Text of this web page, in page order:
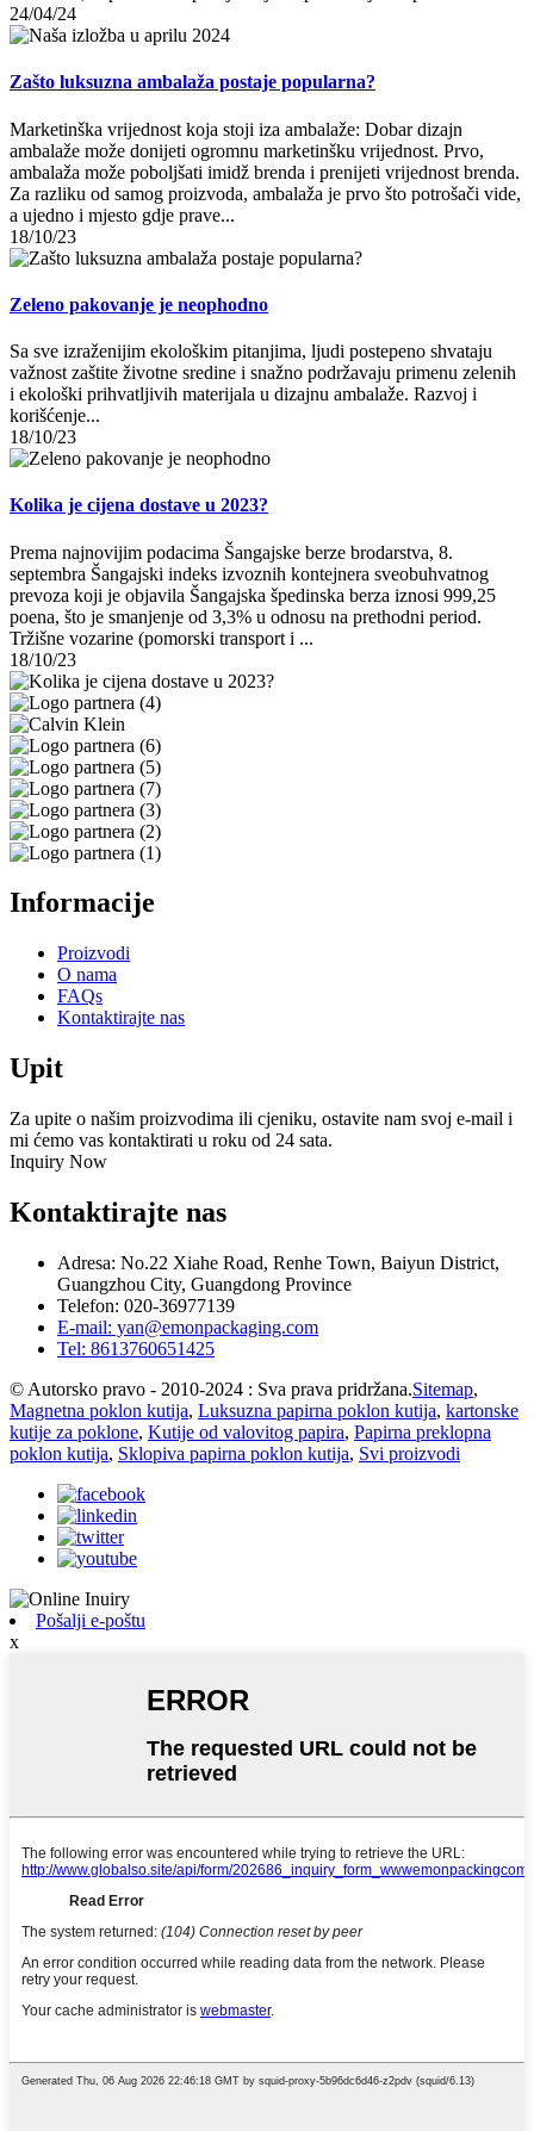
24/04/24
Zašto luksuzna ambalaža postaje popularna?
Marketinška vrijednost koja stoji iza ambalaže: Dobar dizajn
ambalaže može donijeti ogromnu marketinšku vrijednost. Prvo,
ambalaža može poboljšati imidž brenda i prenijeti vrijednost brenda.
Za razliku od samog proizvoda, ambalaža je prvo što potrošači vide,
a ujedno i mjesto gdje prave...
18/10/23
Zeleno pakovanje je neophodno
Sa sve izraženijim ekološkim pitanjima, ljudi postepeno shvataju
važnost zaštite životne sredine i snažno podržavaju primenu zelenih
i ekološki prihvatljivih materijala u dizajnu ambalaže. Razvoj i
korišćenje...
18/10/23
Kolika je cijena dostave u 2023?
Prema najnovijim podacima Šangajske berze brodarstva, 8.
septembra Šangajski indeks izvoznih kontejnera sveobuhvatnog
prevoza koji je objavila Šangajska špedinska berza iznosi 999,25
poena, što je smanjenje od 3,3% u odnosu na prethodni period.
Tržišne vozarine (pomorski transport i ...
18/10/23
Informacije
Proizvodi
O nama
FAQs
Kontaktirajte nas
Upit
Za upite o našim proizvodima ili cjeniku, ostavite nam svoj e-mail i
mi ćemo vas kontaktirati u roku od 24 sata.
Inquiry Now
Kontaktirajte nas
Adresa: No.22 Xiahe Road, Renhe Town, Baiyun District,
Guangzhou City, Guangdong Province
Telefon: 020-36977139
E-mail: yan@emonpackaging.com
Tel: 8613760651425
© Autorsko pravo - 2010-2024 : Sva prava pridržana.Sitemap,
Magnetna poklon kutija, Luksuzna papirna poklon kutija, kartonske
kutije za poklone, Kutije od valovitog papira, Papirna preklopna
poklon kutija, Sklopiva papirna poklon kutija, Svi proizvodi
Pošalji e-poštu
x